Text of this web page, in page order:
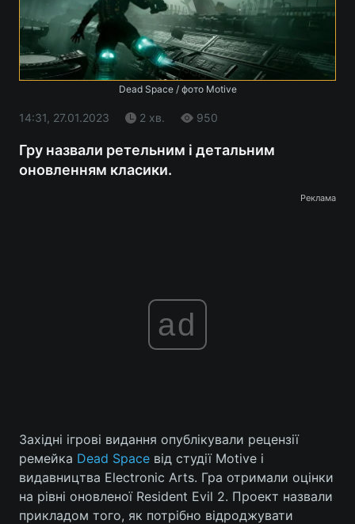
Головна
Dead Space / фото Motive
14:31, 27.01.2023 2 хв. 950
Гру назвали ретельним і детальним
оновленням класики.
Реклама
ad
Західні ігрові видання опублікували рецензії
ремейка Dead Space від студії Motive і
видавництва Electronic Arts. Гра отримали оцінки
на рівні оновленої Resident Evil 2. Проект назвали
прикладом того, як потрібно відроджувати